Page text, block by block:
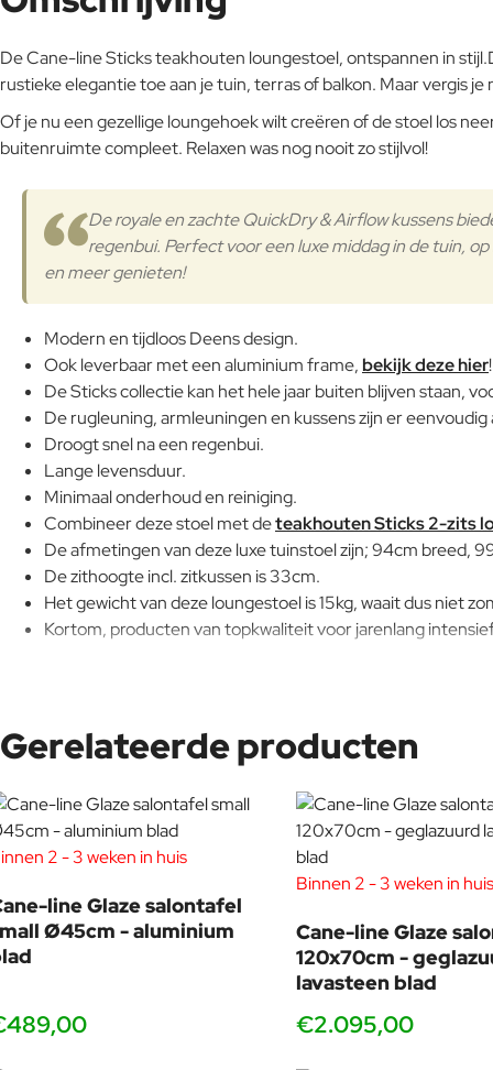
De Cane-line Sticks teakhouten loungestoel, ontspannen in stijl.
rustieke elegantie toe aan je tuin, terras of balkon. Maar vergis
Of je nu een gezellige loungehoek wilt creëren of de stoel los
buitenruimte compleet. Relaxen was nog nooit zo stijlvol!
De royale en zachte QuickDry & Airflow kussens
regenbui. Perfect voor een luxe middag in de tuin,
en meer genieten!
Modern en tijdloos Deens design.
Ook leverbaar met een aluminium frame, bekijk deze hier!
De Sticks collectie kan het hele jaar buiten blijven staan,
De rugleuning, armleuningen en kussens zijn er
Droogt snel na een regenbui.
Lange levensduur.
Minimaal onderhoud en reiniging.
Combineer deze stoel met deteakhouten Sticks 2-zits
De afmetingen van deze luxe tuinstoel zijn; 94cm breed,
De zithoogte incl. zitkussen is 33cm.
Het gewicht van deze loungestoel is 15kg, waait dus niet
Kortom, producten van topkwaliteit voor jarenlang
Cane-line dealer van Nederland.
Heeft u vragen over de Sticks serie, het merk Cane-line, of wilt
om even rond te kijken of voor vrijblijvend advies.
Gerelateerde producten
2 - 3 weken in huis
line Glaze salontafel
Ø45cm - aluminium
Binnen 2 - 3 weken in huis
Cane-line Glaze
120x70cm -
lavasteen blad
€2.095,00